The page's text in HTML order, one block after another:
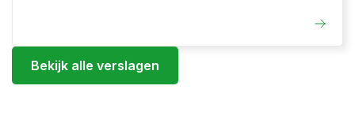
Bekijk alle verslagen